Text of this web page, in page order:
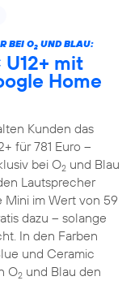
BEI O2UND BLAU:
U12+ mit
Home
Kunden das
für 781 Euro –
bei O2und Blau
Lautsprecher
Mini im Wert von 59
dazu – solange
In den Farben
und Ceramic
O2und Blau den